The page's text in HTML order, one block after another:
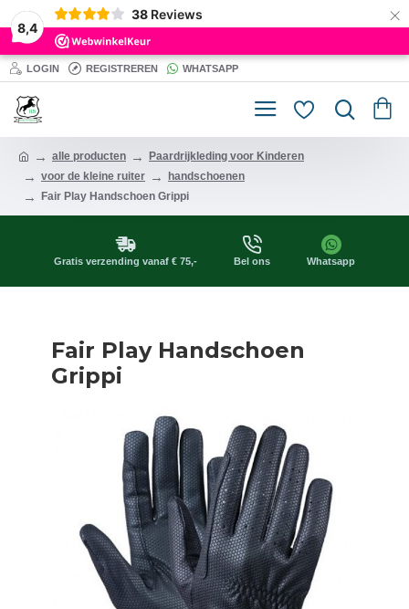
8,4
38 Reviews ×
LOGIN REGISTREREN WHATSAPP
alle producten
Paardrijkleding voor Kinderen
voor de kleine ruiter
handschoenen
Fair Play Handschoen Grippi
Gratis verzending vanaf € 75,- Bel ons Whatsapp
Fair Play Handschoen
Grippi